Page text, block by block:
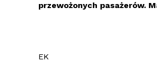
przewożonych pasażerów.
EK